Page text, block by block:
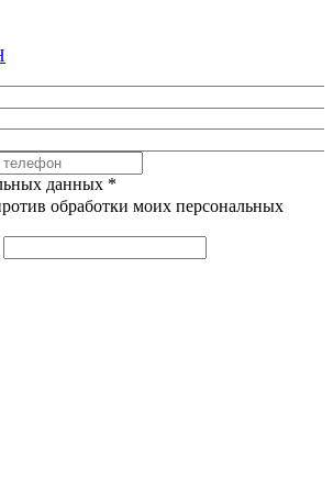
данных *
обработки моих персональных